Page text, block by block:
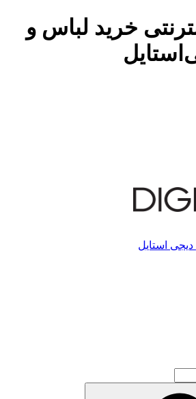
خرید لباس و
دیجی استایل